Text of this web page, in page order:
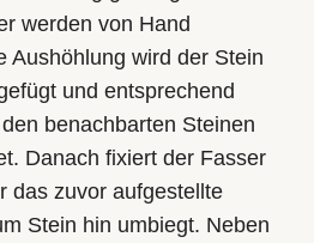
werden von Hand
Aushöhlung wird der Stein
und entsprechend
benachbarten Steinen
Danach fixiert der Fasser
das zuvor aufgestellte
Stein hin umbiegt. Neben